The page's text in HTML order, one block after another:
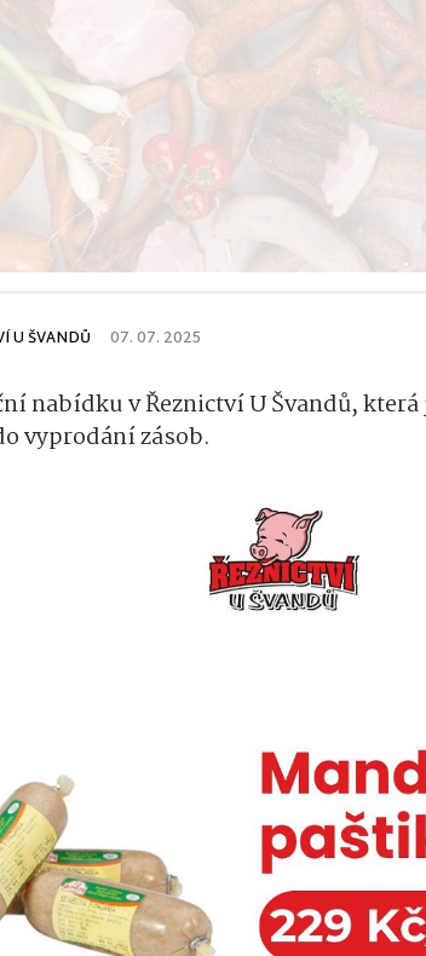
U ŠVANDŮ 07. 07. 2025
nabídku v Řeznictví U Švandů, která
vyprodání zásob.